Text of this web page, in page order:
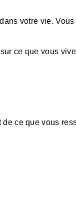
votre vie.
ce que vous
ce que vous